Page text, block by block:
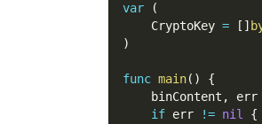
var
(
    CryptoKey
= [ ]
)
func main( )
{
    binContent
, err
if err != nil
{